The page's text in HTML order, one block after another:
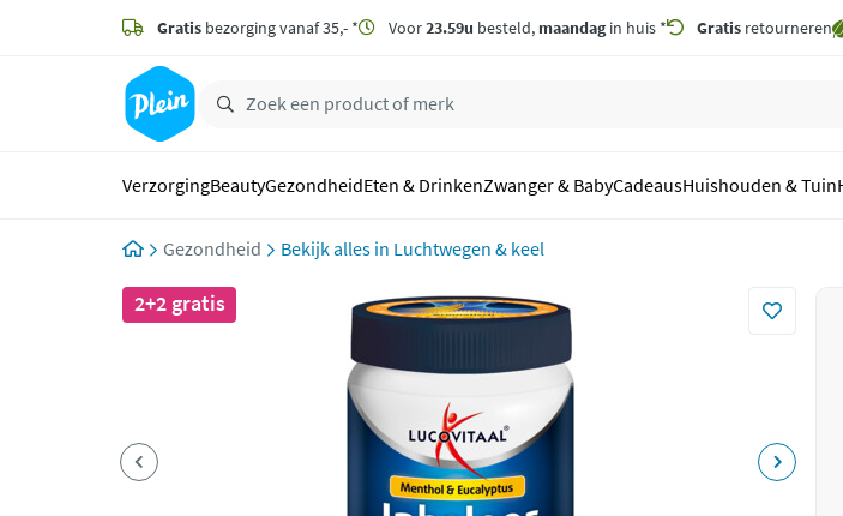
zoeken
hoofdinhoud
Gratis bezorging vanaf 35,- * Voor23.59u besteld, maandagin huis * Gratis retourneren
VerzorgingBeautyGezondheidEten & DrinkenZwanger & BabyCadeausHuishouden & Tuin
Gezondheid Luchtwegen & keel
2+2 gratis